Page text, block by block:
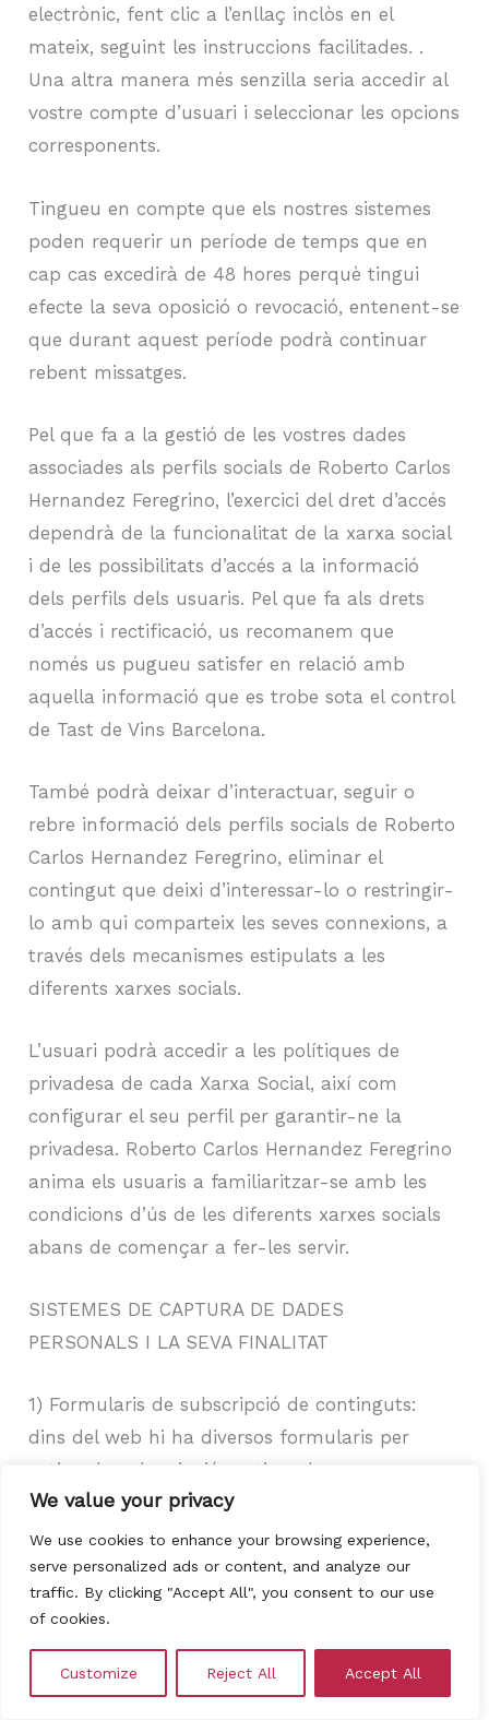
We value your privacy
We use cookies to enhance your browsing experience,
serve personalized ads or content, and analyze our
traffic. By clicking "Accept All", you consent to our use
of cookies.
Customize Reject All Accept All
electrònic, fent clic a l’enllaç inclòs en el
mateix, seguint les instruccions facilitades. .
Una altra manera més senzilla seria accedir al
vostre compte d’usuari i seleccionar les opcions
corresponents.
Tingueu en compte que els nostres sistemes
poden requerir un període de temps que en
cap cas excedirà de 48 hores perquè tingui
efecte la seva oposició o revocació, entenent-se
que durant aquest període podrà continuar
rebent missatges.
Pel que fa a la gestió de les vostres dades
associades als perfils socials de Roberto Carlos
Hernandez Feregrino, l’exercici del dret d’accés
dependrà de la funcionalitat de la xarxa social
i de les possibilitats d’accés a la informació
dels perfils dels usuaris. Pel que fa als drets
d’accés i rectificació, us recomanem que
només us pugueu satisfer en relació amb
aquella informació que es trobe sota el control
de Tast de Vins Barcelona.
També podrà deixar d’interactuar, seguir o
rebre informació dels perfils socials de Roberto
Carlos Hernandez Feregrino, eliminar el
contingut que deixi d’interessar-lo o restringir-
lo amb qui comparteix les seves connexions, a
través dels mecanismes estipulats a les
diferents xarxes socials.
L’usuari podrà accedir a les polítiques de
privadesa de cada Xarxa Social, així com
configurar el seu perfil per garantir-ne la
privadesa. Roberto Carlos Hernandez Feregrino
anima els usuaris a familiaritzar-se amb les
condicions d’ús de les diferents xarxes socials
abans de començar a fer-les servir.
SISTEMES DE CAPTURA DE DADES
PERSONALS I LA SEVA FINALITAT
1) Formularis de subscripció de continguts:
dins del web hi ha diversos formularis per
activar la subscripció gestionada per
Getresponse per a l’enviament de campanyes
d’email màrqueting, gestió de subscripcions i
enviament de newsletters o notícies.
2) Formulari de comentaris: El lloc web inclou
un formulari que té com a finalitat comentar
els articles i donar la seva opinió respectant la